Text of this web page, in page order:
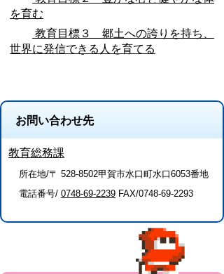
を育む
教育目標３ 郷土への誇りを持ち、
世界に発信できる人を育てる
お問い合わせ先
教育総務課
所在地/〒 528-8502甲賀市水口町水口6053番地
電話番号/ 0748-69-2239 FAX/0748-69-2293